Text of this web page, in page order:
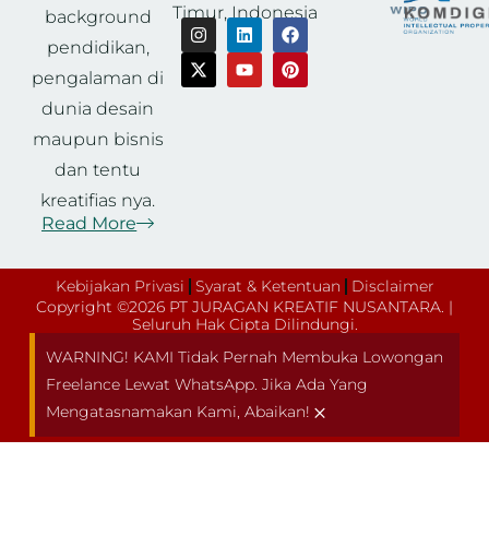
background
pendidikan,
pengalaman di
dunia desain
maupun bisnis
dan tentu
kreatifias nya.
Read More
Timur, Indonesia
Kebijakan Privasi Syarat & Ketentuan
Disclaimer
Copyright ©2026 PT JURAGAN KREATIF NUSANTARA. |
Seluruh Hak Cipta Dilindungi.
WARNING! KAMI Tidak Pernah Membuka Lowongan
Freelance Lewat WhatsApp. Jika Ada Yang
Mengatasnamakan Kami, Abaikan! ×